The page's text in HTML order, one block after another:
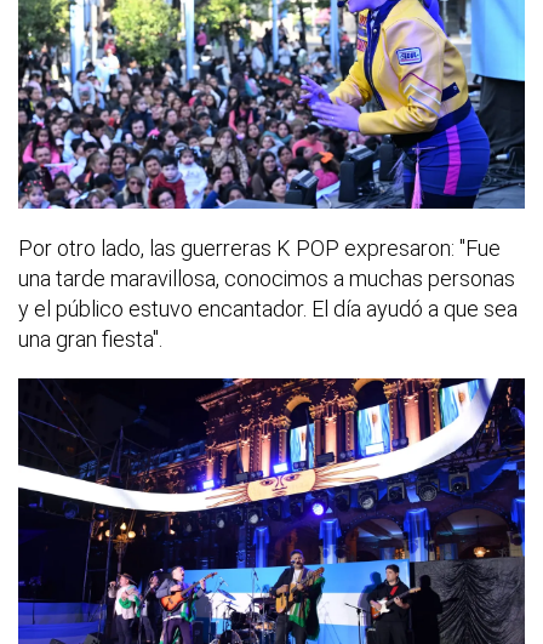
Por otro lado, las guerreras K POP expresaron: "Fue
una tarde maravillosa, conocimos a muchas personas
y el público estuvo encantador. El día ayudó a que sea
una gran fiesta".